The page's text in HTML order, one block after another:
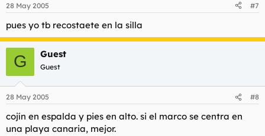
28 May 2005 #7
pues yo tb recostaete en la silla
G Guest
Guest
28 May 2005 #8
cojín en espalda y pies en alto. si el marco se centra en
una playa canaria, mejor.